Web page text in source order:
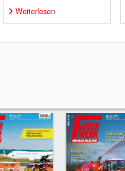
Weiterlesen